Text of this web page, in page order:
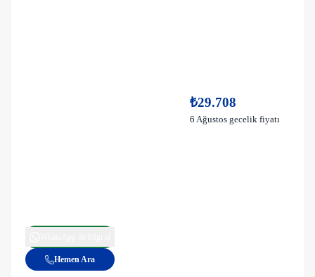
₺29.708
6 Ağustos gecelik fiyatı
Hemen Ara